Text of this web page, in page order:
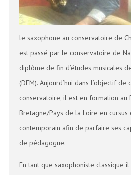
le saxophone au conservatoire de
est passé par le conservatoire de
diplôme de fin d’études musicales
(DEM). Aujourd’hui dans l’objectif
conservatoire, il est en formation au
Bretagne/Pays de la Loire en cursus
contemporain afin de parfaire ses
de pédagogue.
En tant que saxophoniste classique